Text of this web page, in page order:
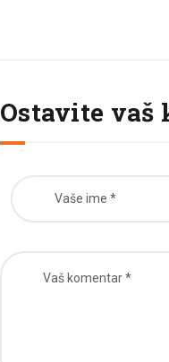
Ostavite vaš